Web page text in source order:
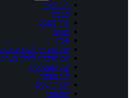
חגי תשרי
חנוכה
ט"ו בשבט
פורים
פסח
יום הזיכרון לשואה
יום הזיכרון לחללי
יום העצמאות
ל"ג בעומר
יום ירושלים
שבועות